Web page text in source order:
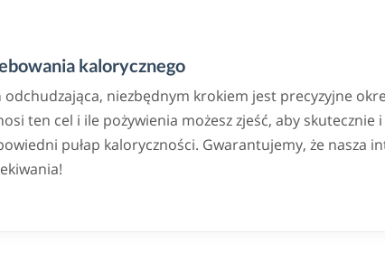
kalorycznego
odchudzająca, niezbędnym krokiem jest precyzyjne
ten cel i ile pożywienia możesz zjeść, aby skutecznie
pułap kaloryczności. Gwarantujemy, że nasza